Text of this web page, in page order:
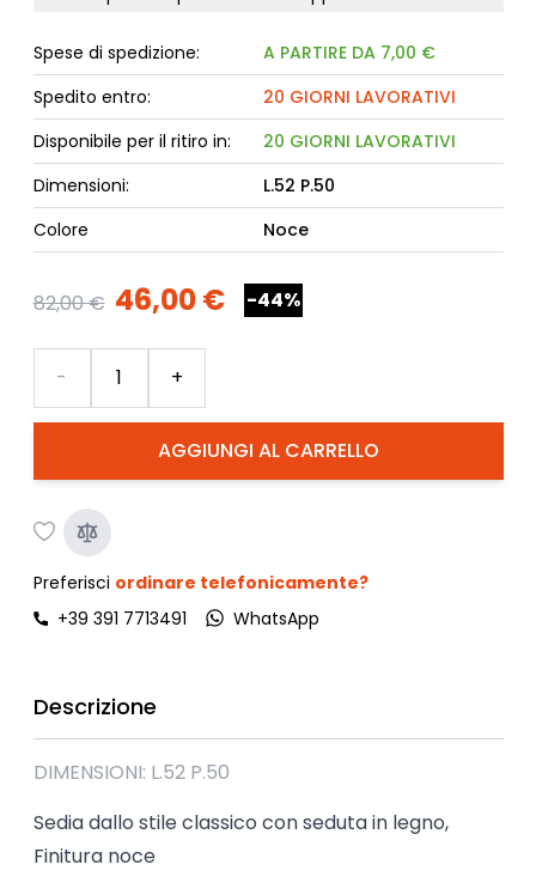
Spese di spedizione:
A PARTIRE DA 7,00 €
Spedito entro:
20 GIORNI LAVORATIVI
Disponibile per il ritiro in:
20 GIORNI LAVORATIVI
Dimensioni:
L.52 P.50
Colore
Noce
82,00 € 46,00 € -44%
AGGIUNGI AL CARRELLO
- +
Preferisci ordinare telefonicamente?
+39 391 7713491
WhatsApp
Descrizione
DIMENSIONI: L.52 P.50
Sedia dallo stile classico con seduta in legno,
Finitura noce